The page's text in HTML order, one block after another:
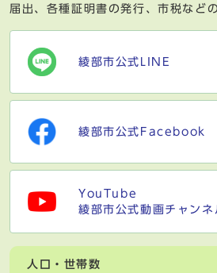
届出、各種証明書の発行、市税など
綾部市公式LINE
綾部市公式Facebook
YouTube
綾部市公式動画チャンネ
人口・世帯数